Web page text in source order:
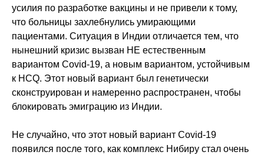
усилия по разработке вакцины и не привели к тому,
что больницы захлебнулись умирающими
пациентами. Ситуация в Индии отличается тем, что
нынешний кризис вызван НЕ естественным
вариантом Covid-19, а новым вариантом, устойчивым
к HCQ. Этот новый вариант был генетически
сконструирован и намеренно распространен, чтобы
блокировать эмиграцию из Индии.
Не случайно, что этот новый вариант Covid-19
появился после того, как комплекс Нибиру стал очень